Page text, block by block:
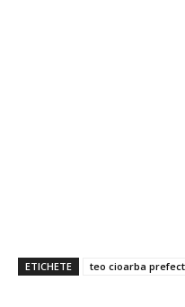
ETICHETE teo cioarba